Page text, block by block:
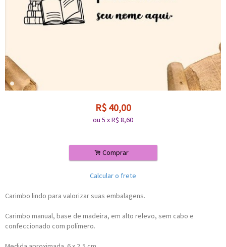
R$ 40,00
ou 5 xR$ 8,60
. Comprar
Calcular o frete
Carimbo lindo para valorizar suas embalagens.
Carimbo manual, base de madeira, em alto relevo, sem cabo e
confeccionado com polímero.